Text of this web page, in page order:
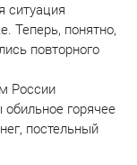
Китая, как
Вот
АЭС – 4,5%,
в общем
– 6,1%. И если
или в три раза,
Она поднимет
ситуация
Теперь, понятно,
повторного
России
горячее
постельный